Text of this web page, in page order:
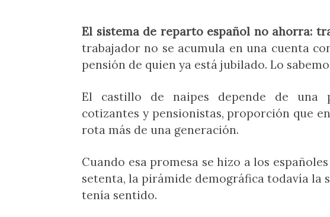
El sistema de reparto español no ahorra:
trabajador no se acumula en una cuenta
pensión de quien ya está jubilado. Lo
El castillo de naipes depende de una
cotizantes y pensionistas, proporción que
rota más de una generación.
Cuando esa promesa se hizo a los
setenta, la pirámide demográfica todavía la
tenía sentido.